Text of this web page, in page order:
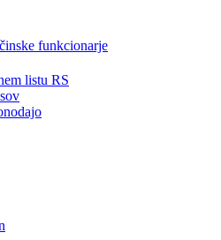
funkcionarje
listu RS